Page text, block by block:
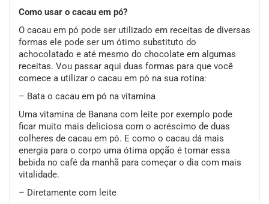
Como usar o cacau em pó?
O cacau em pó pode ser utilizado em receitas de diversas
formas ele pode ser um ótimo substituto do
achocolatado e até mesmo do chocolate em algumas
receitas. Vou passar aqui duas formas para que você
comece a utilizar o cacau em pó na sua rotina:
– Bata o cacau em pó na vitamina
Uma vitamina de Banana com leite por exemplo pode
ficar muito mais deliciosa com o acréscimo de duas
colheres de cacau em pó. E como o cacau dá mais
energia para o corpo uma ótima opção é tomar essa
bebida no café da manhã para começar o dia com mais
vitalidade.
– Diretamente com leite